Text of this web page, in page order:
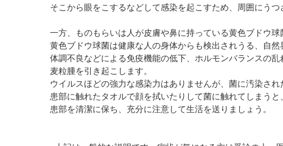
そこから眼をこするなどして感染を起こすため、周囲にう
一方、ものもらいは人が皮膚や鼻に持っている黄色ブドウ球
黄色ブドウ球菌は健康な人の身体からも検出されうる、自然
体調不良などによる免疫機能の低下、ホルモンバランスの
麦粒腫を引き起こします。
ウイルスほどの強力な感染力はありませんが、菌に汚染され
患部に触れたタオルで顔を拭いたりして菌に触れてしまうと
患部を清潔に保ち、充分に注意して生活を送りましょう。